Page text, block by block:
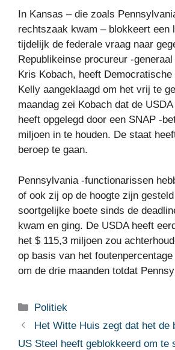
In Kansas – die zoals
rechtszaak kwam – blokkeert een
tijdelijk de federale vraag naar
Republikeinse procureur -
Kris Kobach, heeft
Kelly aangeklaagd om het vrij te
maandag zei Kobach dat de
heeft opgelegd door een SNAP -
miljoen in te houden. De staat
beroep te gaan.
Pennsylvania -functionarissen
of ook zij op de hoogte zijn
soortgelijke boete sinds de
kwam en ging. De USDA heeft
het $ 115,3 miljoen zou
op basis van het
om de drie maanden totdat
Categorieën
Politiek
Het Witte Huis zegt dat het de
US Steel heeft geblokkeerd om te